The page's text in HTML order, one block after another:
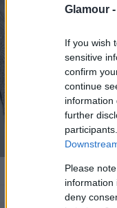
Glamour -
If you wish
sensitive
confirm
continue
information
further
Please
information
deny